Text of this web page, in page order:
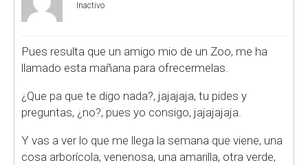
Inactivo
Pues resulta que un amigo mio de un Zoo, me ha
llamado esta mañana para ofrecermelas.
¿Que pa que te digo nada?, jajajaja, tu pides y
preguntas, ¿no?, pues yo consigo, jajajajaja.
Y vas a ver lo que me llega la semana que viene, una
cosa arborícola, venenosa, una amarilla, otra verde,